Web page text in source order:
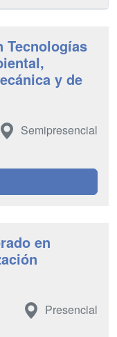
Tecnologías
y de
Semipresencial
en
Presencial